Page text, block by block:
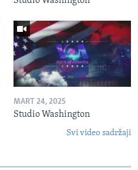
MART 24, 2025
Studio Washington
Svi video sadržaji